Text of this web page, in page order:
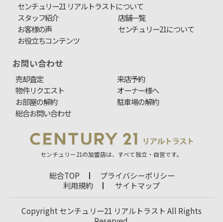
センチュリー21 リアルトラストについて
スタッフ紹介
店舗一覧
お客様の声
センチュリー21について
お役立ちコンテンツ
お問い合わせ
売却査定
来店予約
物件リクエスト
オーナー様へ
お部屋の解約
駐車場の解約
総合お問い合わせ
センチュリー21の加盟店は、すべて独立・自営です。
総合TOP
プライバシーポリシー
利用規約
サイトマップ
Copyright センチュリー21 リアルトラスト All Rights